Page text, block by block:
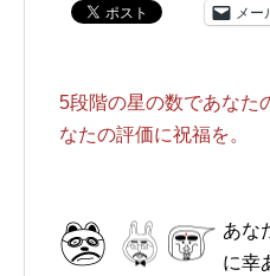
メー
5段階の星の数であなた
なたの評価に祝福を。
あな
に幸